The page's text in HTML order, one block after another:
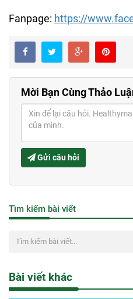
Fanpage: https://
Mời Bạn Cùng Thảo
Gửi câu hỏi
Tìm kiếm bài viết
Bài viết khác